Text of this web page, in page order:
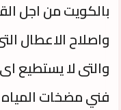
بالكويت من اجل
واصلاح الاعطال
والتى لا يستطيع
فني مضخات